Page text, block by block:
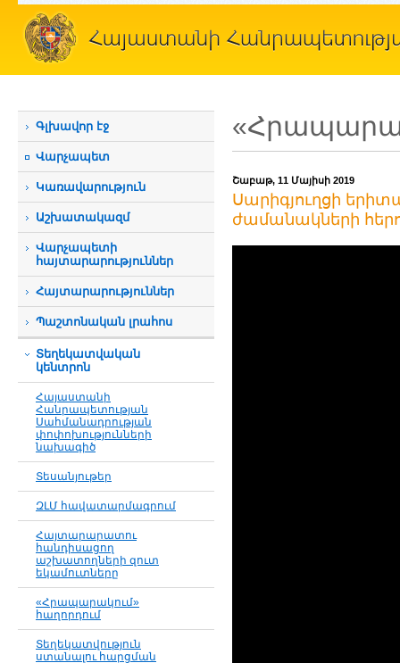
Գլխավոր էջ
Վարչապետ
Կառավարություն
Աշխատակազմ
Վարչապետի
հայտարարություններ
Հայտարարություններ
Պաշտոնական լրահոս
Տեղեկատվական
կենտրոն
Հայաստանի
Հանրապետության
Սահմանադրության
փոփոխությունների
նախագիծ
Տեսանյութեր
ԶԼՄ հավատարմագրում
Հայտարարատու
հանդիսացող
աշխատողների զուտ
եկամուտները
«Հրապարակում»
հաղորդում
Տեղեկատվություն
ստանալու հարցման
Շաբաթ, 11 Մայիսի 2019
Սարիգյուղցի
ժամանակների